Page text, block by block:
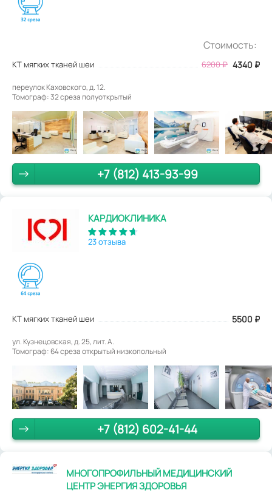
Стоимость:
КТ мягких тканей шеи 6200₽ 4340 ₽
переулок Каховского, д. 12.
Томограф: 32 среза полуоткрытый
+7 (812) 413-93-99
КАРДИОКЛИНИКА
23 отзыва
КТ мягких тканей шеи 5500 ₽
ул. Кузнецовская, д. 25, лит. А.
Томограф: 64 среза открытый низкопольный
+7 (812) 602-41-44
МНОГОПРОФИЛЬНЫЙ МЕДИЦИНСКИЙ
ЦЕНТР ЭНЕРГИЯ ЗДОРОВЬЯ